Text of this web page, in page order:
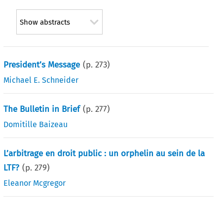
Show abstracts
President’s Message (p.273)
Michael E. Schneider
The Bulletin in Brief (p.277)
Domitille Baizeau
L’arbitrage en droit public : un orphelin au sein de la
LTF? (p.279)
Eleanor Mcgregor